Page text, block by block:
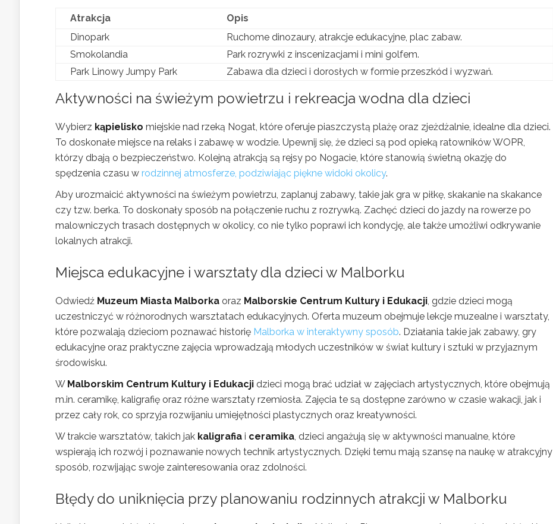
Atrakcja
Opis
Dinopark
Ruchome dinozaury, atrakcje edukacyjne, plac zabaw.
Smokolandia
Park rozrywki z inscenizacjami i mini golfem.
Park Linowy Jumpy Park
Zabawa dla dzieci i dorosłych w formie przeszkód i wyzwań.
Aktywności na świeżym powietrzu i rekreacja wodna dla dzieci
Wybierz kąpielisko miejskie nad rzeką Nogat, które oferuje piaszczystą plażę oraz zjeżdżalnie, idealne dla dzieci.
To doskonałe miejsce na relaks i zabawę w wodzie. Upewnij się, że dzieci są pod opieką ratowników WOPR,
którzy dbają o bezpieczeństwo. Kolejną atrakcją są rejsy po Nogacie, które stanowią świetną okazję do
spędzenia czasu w rodzinnej atmosferze, podziwiając piękne widoki okolicy.
Aby urozmaicić aktywności na świeżym powietrzu, zaplanuj zabawy, takie jak gra w piłkę, skakanie na skakance
czy tzw. berka. To doskonały sposób na połączenie ruchu z rozrywką. Zachęć dzieci do jazdy na rowerze po
malowniczych trasach dostępnych w okolicy, co nie tylko poprawi ich kondycję, ale także umożliwi odkrywanie
lokalnych atrakcji.
Miejsca edukacyjne i warsztaty dla dzieci w Malborku
Odwiedź Muzeum Miasta Malborka oraz Malborskie Centrum Kultury i Edukacji , gdzie dzieci mogą
uczestniczyć w różnorodnych warsztatach edukacyjnych. Oferta muzeum obejmuje lekcje muzealne i warsztaty,
które pozwalają dzieciom poznawać historię Malborka w interaktywny sposób. Działania takie jak zabawy, gry
edukacyjne oraz praktyczne zajęcia wprowadzają młodych uczestników w świat kultury i sztuki w przyjaznym
środowisku.
W Malborskim Centrum Kultury i Edukacji dzieci mogą brać udział w zajęciach artystycznych, które obejmują
m.in. ceramikę, kaligrafię oraz różne warsztaty rzemiosła. Zajęcia te są dostępne zarówno w czasie wakacji, jak i
przez cały rok, co sprzyja rozwijaniu umiejętności plastycznych oraz kreatywności.
W trakcie warsztatów, takich jak kaligrafia i ceramika , dzieci angażują się w aktywności manualne, które
wspierają ich rozwój i poznawanie nowych technik artystycznych. Dzięki temu mają szansę na naukę w atrakcyjny
sposób, rozwijając swoje zainteresowania oraz zdolności.
Błędy do uniknięcia przy planowaniu rodzinnych atrakcji w Malborku